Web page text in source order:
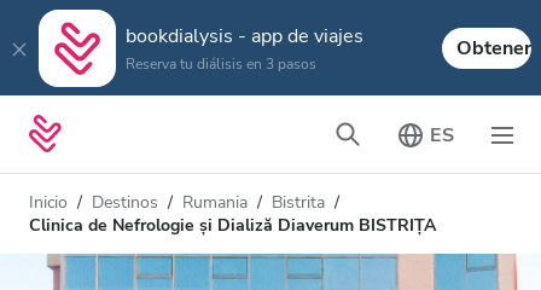
bookdialysis - app de viajes
Reserva tu diálisis en 3 pasos
Obtener
ES
Inicio Destinos Rumania
Bistrita
Clinica de Nefrologie și Dializă Diaverum BISTRIȚA